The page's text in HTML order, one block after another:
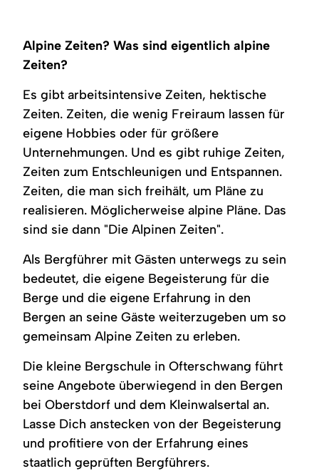
zeigt
eine
schneebedeckte
zeigt
Tannenbäume
auf
sitzt
vor
einer
an
einem
sonnigen
Wintertag.
auf
einem
schneebedeckten
steigt
einen
schneebedeckten
einen
Mann
mit
Haaren
und
einem
leichten
Bart.
Alpine Zeiten? Was sind eigentlich alpine
Zeiten?
Es gibt arbeitsintensive Zeiten, hektische
Zeiten. Zeiten, die wenig Freiraum lassen für
eigene Hobbies oder für größere
Unternehmungen. Und es gibt ruhige Zeiten,
Zeiten zum Entschleunigen und Entspannen.
Zeiten, die man sich freihält, um Pläne zu
realisieren. Möglicherweise alpine Pläne. Das
sind sie dann "Die Alpinen Zeiten".
Als Bergführer mit Gästen unterwegs zu sein
bedeutet, die eigene Begeisterung für die
Berge und die eigene Erfahrung in den
Bergen an seine Gäste weiterzugeben um so
gemeinsam Alpine Zeiten zu erleben.
Die kleine Bergschule in Ofterschwang führt
seine Angebote überwiegend in den Bergen
bei Oberstdorf und dem Kleinwalsertal an.
Lasse Dich anstecken von der Begeisterung
und profitiere von der Erfahrung eines
staatlich geprüften Bergführers.